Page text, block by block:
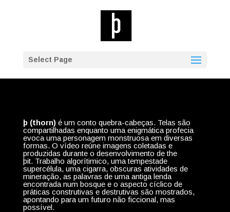
Select Page
þ (thorn)é um conto quebra-cabeças. Telas são
compartilhadas enquanto uma enigmática profecia
evoca uma personagem monstruosa em diversas
formas. O vídeo reúne imagens coletadas e
produzidas durante o desenvolvimento de the
þit. Trabalho algorítimico, uma tempestade
supercélula, uma cigarra, obscuras atividades de
mineração, as palavras de uma antiga lenda
encontrada num bosque e o aspecto cíclico de
práticas construtivas e destrutivas são mostrados,
apontando para um futuro não ficcional, mas
possível.